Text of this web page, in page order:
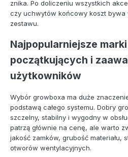
znika. Po doliczeniu wszystkich
czy uchwytów końcowy koszt bywa
zestawu.
Najpopularniejsze
początkujących i
użytkowników
Wybór growboxa ma duże
podstawą całego systemu. Dobry
szczelny, stabilny i wygodny w
patrzą głównie na cenę, ale warto
jakość zamków, grubość materiału,
otworów wentylacyjnych.